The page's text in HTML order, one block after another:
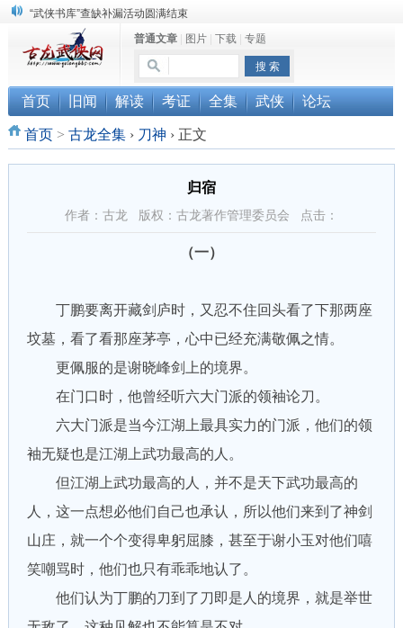
“武侠书库”查缺补漏活动圆满结束
《古龙小说原貌探究》修订版已上市
顾雪衣《古龙武侠小说知见录》上市
普通文章| 图片| 下载| 专题
首页 旧闻 解读 考证 全集 武侠 论坛
首页> 古龙全集 › 刀神 ›正文
归宿
作者：古龙 版权：古龙著作管理委员会 点击：
（一）
丁鹏要离开藏剑庐时，又忍不住回头看了下那两座
坟墓，看了看那座茅亭，心中已经充满敬佩之情。
更佩服的是谢晓峰剑上的境界。
在门口时，他曾经听六大门派的领袖论刀。
六大门派是当今江湖上最具实力的门派，他们的领
袖无疑也是江湖上武功最高的人。
但江湖上武功最高的人，并不是天下武功最高的
人，这一点想必他们自己也承认，所以他们来到了神剑
山庄，就一个个变得卑躬屈膝，甚至于谢小玉对他们嘻
笑嘲骂时，他们也只有乖乖地认了。
他们认为丁鹏的刀到了刀即是人的境界，就是举世